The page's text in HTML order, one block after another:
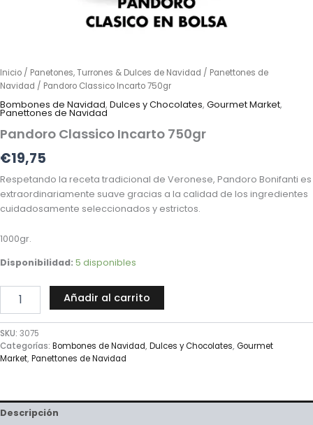
Inicio / Panetones, Turrones & Dulces de Navidad / Panettones de
Navidad / Pandoro Classico Incarto 750gr
Bombones de Navidad, Dulces y Chocolates, Gourmet Market,
Panettones de Navidad
Pandoro Classico Incarto 750gr
€19,75
Respetando la receta tradicional de Veronese, Pandoro Bonifanti es
extraordinariamente suave gracias a la calidad de los ingredientes
cuidadosamente seleccionados y estrictos.
1000gr.
Disponibilidad: 5 disponibles
Añadir al carrito
SKU: 3075
Categorías: Bombones de Navidad, Dulces y Chocolates, Gourmet
Market, Panettones de Navidad
Descripción